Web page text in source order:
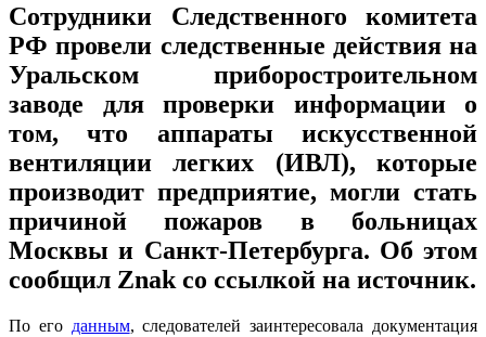
Сотрудники Следственного комитета
РФ провели следственные действия на
Уральском приборостроительном
заводе для проверки информации о
том, что аппараты искусственной
вентиляции легких (ИВЛ), которые
производит предприятие, могли стать
причиной пожаров в больницах
Москвы и Санкт-Петербурга. Об этом
сообщил Znak со ссылкой на источник.
По его данным, следователей заинтересовала документация